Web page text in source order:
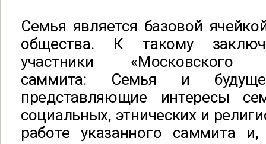
Семья является базовой
общества. К такому
участники «Московского
саммита: Семья и будущее
представляющие интересы
социальных, этнических и
работе указанного саммита и,